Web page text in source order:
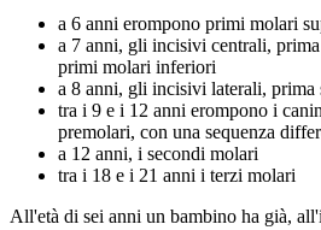
a 6 anni erompono primi molari
a 7 anni, gli incisivi centrali,
primi molari inferiori
a 8 anni, gli incisivi laterali,
tra i 9 e i 12 anni erompono i
premolari, con una sequenza
a 12 anni, i secondi molari
tra i 18 e i 21 anni i terzi molari
All'età di sei anni un bambino ha già,